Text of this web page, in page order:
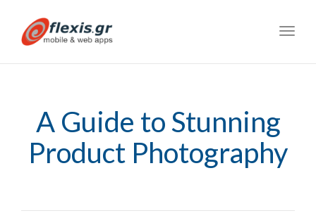
A Guide to Stunning
Product Photography